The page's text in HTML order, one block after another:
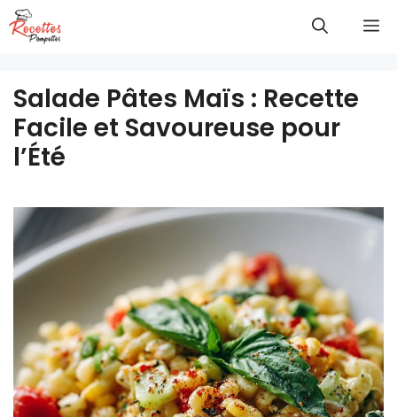
Aller
au
Salade Pâtes Maïs : Recette
Facile et Savoureuse pour
l’Été